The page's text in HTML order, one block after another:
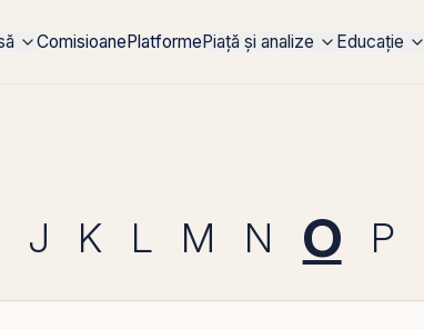
ComisioanePlatformePiață și analize Educație
J K L M N O P